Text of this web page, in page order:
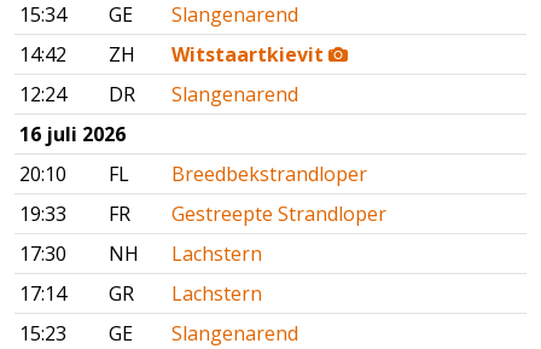
15:34
GE
Slangenarend
14:42
ZH
Witstaartkievit
12:24
DR
Slangenarend
16 juli 2026
20:10
FL
Breedbekstrandloper
19:33
FR
Gestreepte Strandloper
17:30
NH
Lachstern
17:14
GR
Lachstern
15:23
GE
Slangenarend